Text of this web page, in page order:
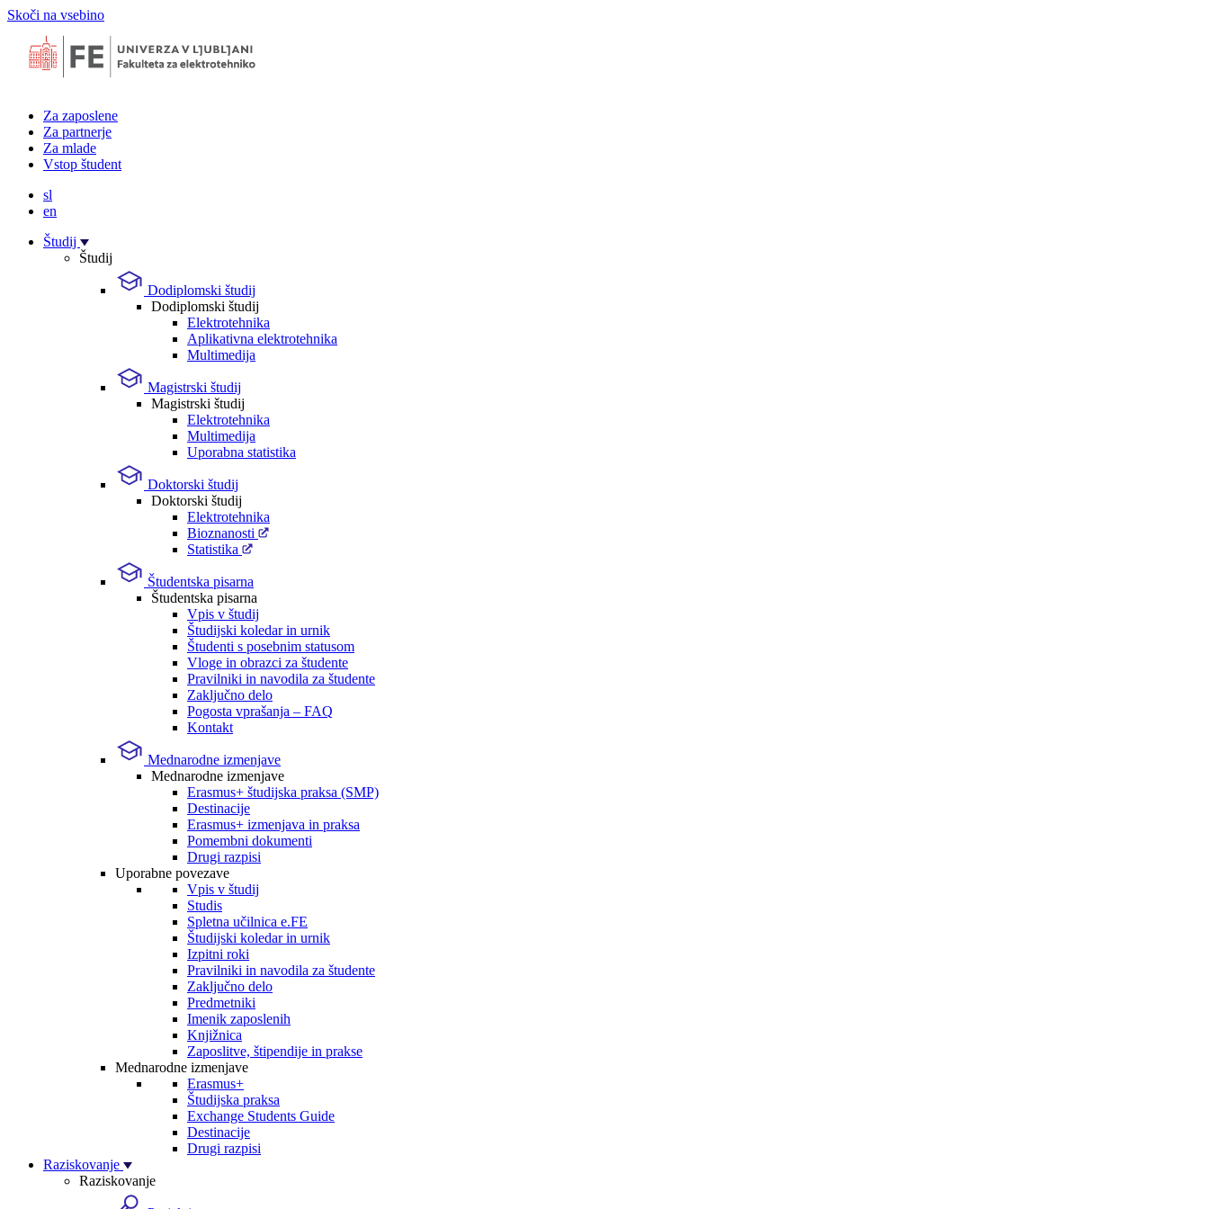
Skoči na vsebino
Za zaposlene
Za partnerje
Za mlade
Vstop študent
sl
en
Študij
Študij
Dodiplomski študij
Dodiplomski študij
Elektrotehnika
Aplikativna elektrotehnika
Multimedija
Magistrski študij
Magistrski študij
Elektrotehnika
Multimedija
Uporabna statistika
Doktorski študij
Doktorski študij
Elektrotehnika
Bioznanosti
Statistika
Študentska pisarna
Študentska pisarna
Vpis v študij
Študijski koledar in urnik
Študenti s posebnim statusom
Vloge in obrazci za študente
Pravilniki in navodila za študente
Zaključno delo
Pogosta vprašanja – FAQ
Kontakt
Mednarodne izmenjave
Mednarodne izmenjave
Erasmus+ študijska praksa (SMP)
Destinacije
Erasmus+ izmenjava in praksa
Pomembni dokumenti
Drugi razpisi
Uporabne povezave
Vpis v študij
Studis
Spletna učilnica e.FE
Študijski koledar in urnik
Izpitni roki
Pravilniki in navodila za študente
Zaključno delo
Predmetniki
Imenik zaposlenih
Knjižnica
Zaposlitve, štipendije in prakse
Mednarodne izmenjave
Erasmus+
Študijska praksa
Exchange Students Guide
Destinacije
Drugi razpisi
Raziskovanje
Raziskovanje